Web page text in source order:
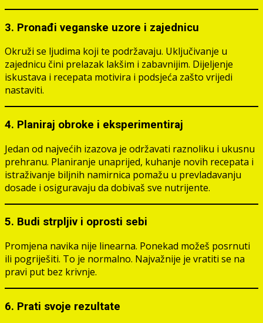
3. Pronađi veganske uzore i zajednicu
Okruži se ljudima koji te podržavaju. Uključivanje u
zajednicu čini prelazak lakšim i zabavnijim. Dijeljenje
iskustava i recepata motivira i podsjeća zašto vrijedi
nastaviti.
4. Planiraj obroke i eksperimentiraj
Jedan od najvećih izazova je održavati raznoliku i ukusnu
prehranu. Planiranje unaprijed, kuhanje novih recepata i
istraživanje biljnih namirnica pomažu u prevladavanju
dosade i osiguravaju da dobivaš sve nutrijente.
5. Budi strpljiv i oprosti sebi
Promjena navika nije linearna. Ponekad možeš posrnuti
ili pogriješiti. To je normalno. Najvažnije je vratiti se na
pravi put bez krivnje.
6. Prati svoje rezultate